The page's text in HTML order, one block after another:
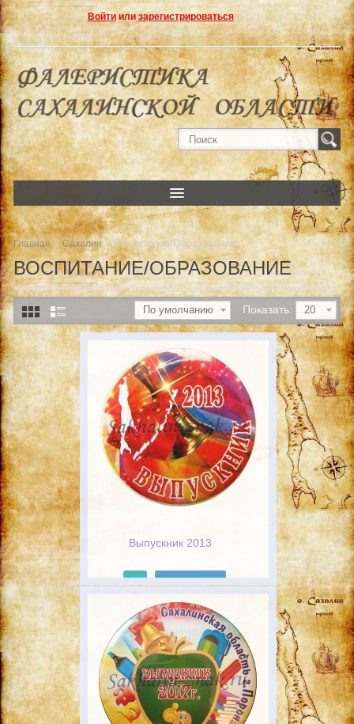
Войтиили зарегистрироваться
Главная » Сахалин» Воспитание/Образование
ВОСПИТАНИЕ/ОБРАЗОВАНИЕ
Показать: 20
По умолчанию
Выпускник 2013